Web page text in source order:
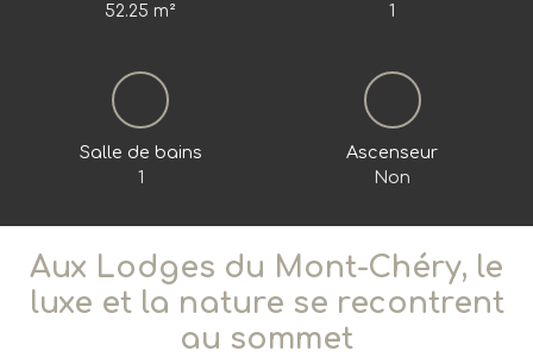
52.25 m²
1
Salle de bains
1
Ascenseur
Non
Aux Lodges du Mont-Chéry, le
luxe et la nature se recontrent
au sommet